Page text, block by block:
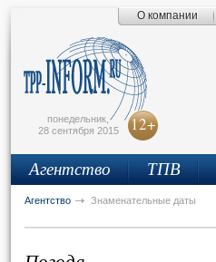
О компании
понедельник,
28 сентября 2015
12+
Агентство ТПВ
Агентство Знаменательные даты